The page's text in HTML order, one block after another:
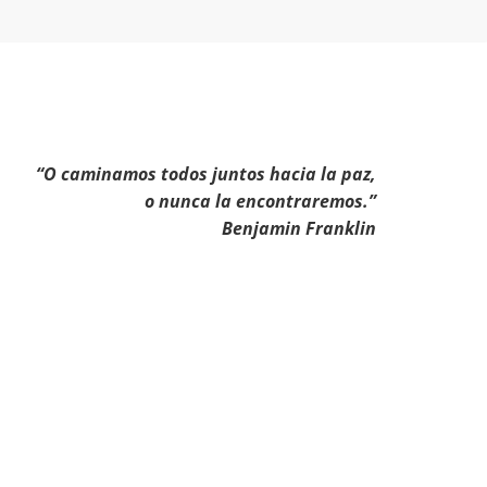
“O caminamos todos juntos hacia la paz,
o nunca la encontraremos.”
Benjamin Franklin